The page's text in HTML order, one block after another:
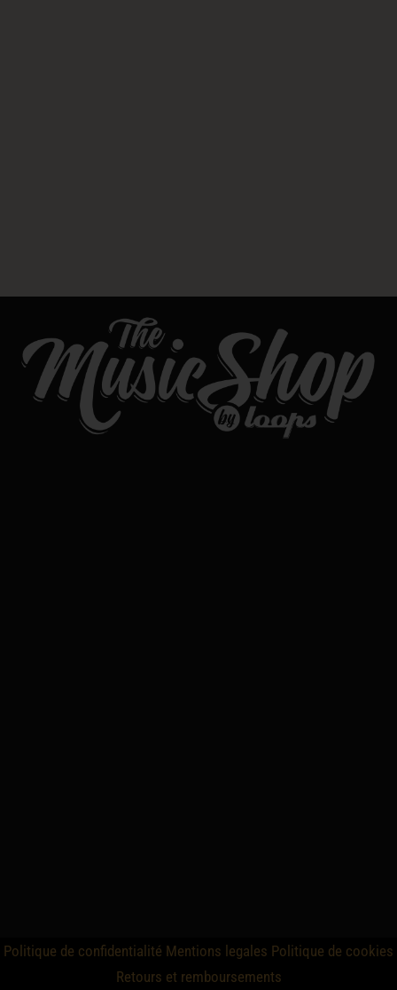
Politique de confidentialité Mentions legales Politique de cookies
Retours et remboursements